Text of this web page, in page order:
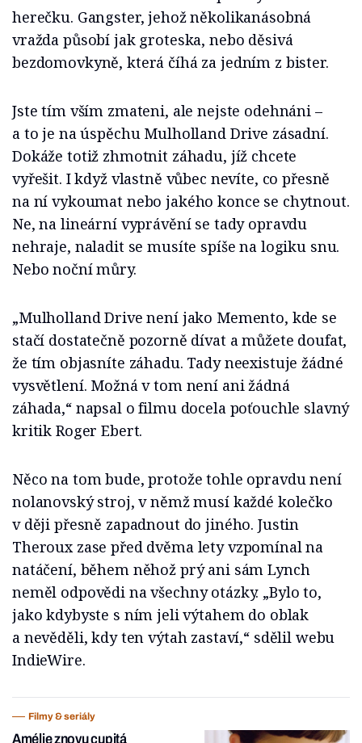
herečku. Gangster, jehož několikanásobná
vražda působí jak groteska, nebo děsivá
bezdomovkyně, která číhá za jedním z bister.
Jste tím vším zmateni, ale nejste odehnáni –
a to je na úspěchu Mulholland Drive zásadní.
Dokáže totiž zhmotnit záhadu, jíž chcete
vyřešit. I když vlastně vůbec nevíte, co přesně
na ní vykoumat nebo jakého konce se chytnout.
Ne, na lineární vyprávění se tady opravdu
nehraje, naladit se musíte spíše na logiku snu.
Nebo noční můry.
„Mulholland Drive není jako Memento, kde se
stačí dostatečně pozorně dívat a můžete doufat,
že tím objasníte záhadu. Tady neexistuje žádné
vysvětlení. Možná v tom není ani žádná
záhada,“ napsal o filmu docela poťouchle slavný
kritik Roger Ebert.
Něco na tom bude, protože tohle opravdu není
nolanovský stroj, v němž musí každé kolečko
v ději přesně zapadnout do jiného. Justin
Theroux zase před dvěma lety vzpomínal na
natáčení, během něhož prý ani sám Lynch
neměl odpovědi na všechny otázky. „Bylo to,
jako kdybyste s ním jeli výtahem do oblak
a nevěděli, kdy ten výtah zastaví,“ sdělil webu
IndieWire.
Filmy & seriály
Amélie znovu cupitá